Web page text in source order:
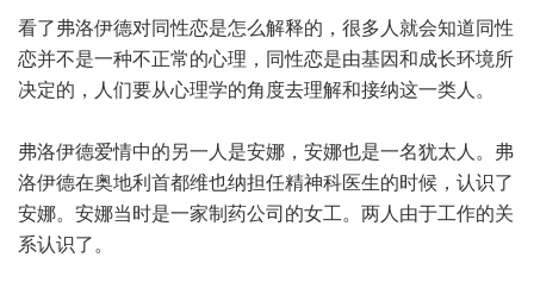
看了弗洛伊德对同性恋是怎么解释的，很多人就会知道同性
恋并不是一种不正常的心理，同性恋是由基因和成长环境所
决定的，人们要从心理学的角度去理解和接纳这一类人。
弗洛伊德爱情中的另一人是安娜，安娜也是一名犹太人。弗
洛伊德在奥地利首都维也纳担任精神科医生的时候，认识了
安娜。安娜当时是一家制药公司的女工。两人由于工作的关
系认识了。